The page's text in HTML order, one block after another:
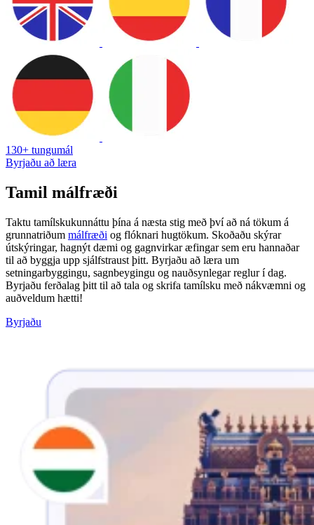
130+ tungumál
Byrjaðu að læra
Tamil málfræði
Taktu tamílskukunnáttu þína á næsta stig með því að ná tökum á
grunnatriðum málfræði og flóknari hugtökum. Skoðaðu skýrar
útskýringar, hagnýt dæmi og gagnvirkar æfingar sem eru hannaðar
til að byggja upp sjálfstraust þitt. Byrjaðu að læra um
setningarbyggingu, sagnbeygingu og nauðsynlegar reglur í dag.
Byrjaðu ferðalag þitt til að tala og skrifa tamílsku með nákvæmni og
auðveldum hætti!
Byrjaðu